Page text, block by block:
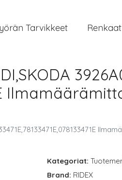
Tarvikkeet Renkaat
Kategoriat:
Brand: RIDEX